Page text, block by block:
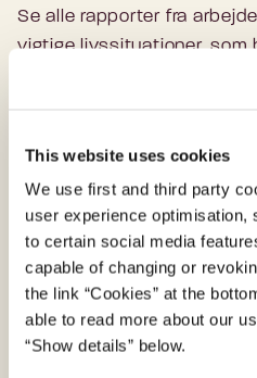
This website uses cookies
We use first and third party
user experience optimisation,
to certain social media
capable of changing or
the link “Cookies” at the
able to read more about our
“Show details” below.
Se alle rapporter fra
vigtige livssituationer, som
Indsigter på tværs af
Find Borgerindsigter og
af livssituationer.